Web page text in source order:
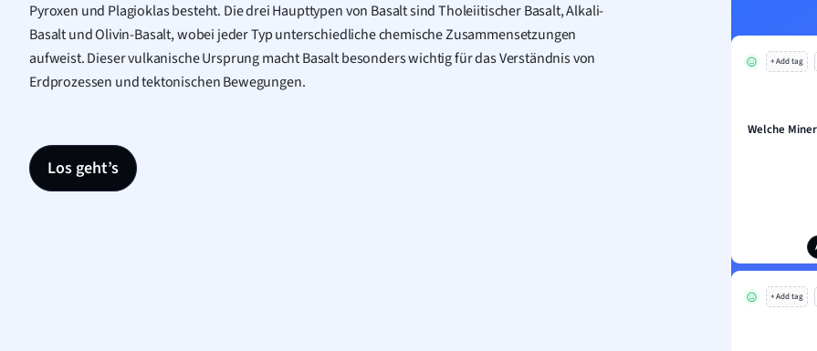
Pyroxen und Plagioklas besteht. Die drei Haupttypen von Basalt sind Tholeiitischer Basalt, Alkali-
Basalt und Olivin-Basalt, wobei jeder Typ unterschiedliche chemische Zusammensetzungen
aufweist. Dieser vulkanische Ursprung macht Basalt besonders wichtig für das Verständnis von
Erdprozessen und tektonischen Bewegungen.
Los geht’s
+ Add tag
Welche
+ Add tag